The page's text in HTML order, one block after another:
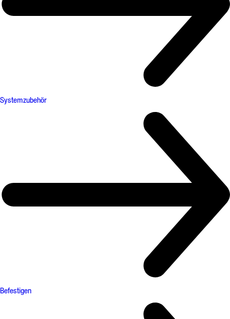
Systemzubehör
Befestigen